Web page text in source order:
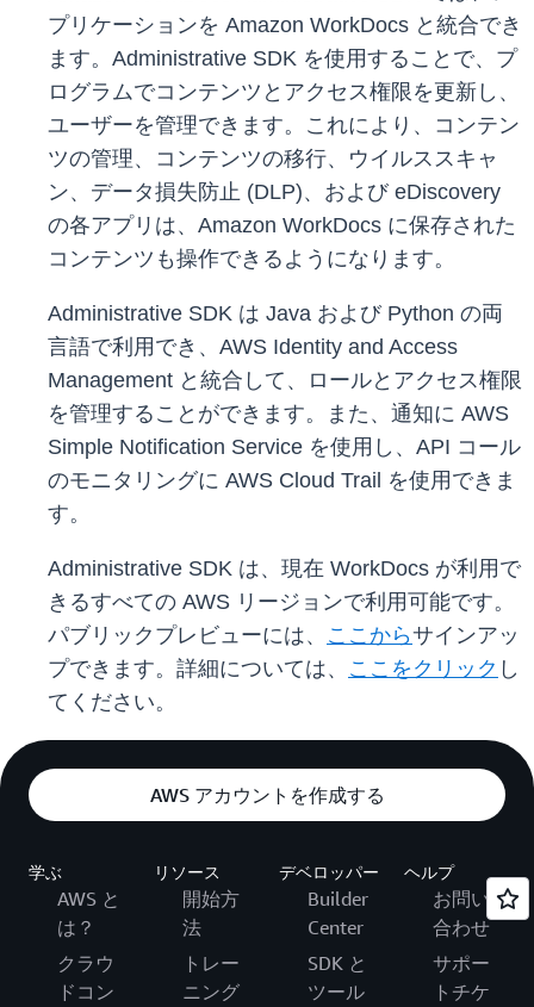
プリケーションを Amazon WorkDocs と統合でき
ます。Administrative SDK を使用することで、プ
ログラムでコンテンツとアクセス権限を更新し、
ユーザーを管理できます。これにより、コンテン
ツの管理、コンテンツの移行、ウイルススキャ
ン、データ損失防止 (DLP)、および eDiscovery
の各アプリは、Amazon WorkDocs に保存された
コンテンツも操作できるようになります。
Administrative SDK は Java および Python の両
言語で利用でき、AWS Identity and Access
Management と統合して、ロールとアクセス権限
を管理することができます。また、通知に AWS
Simple Notification Service を使用し、API コール
のモニタリングに AWS Cloud Trail を使用できま
す。
Administrative SDK は、現在 WorkDocs が利用で
きるすべての AWS リージョンで利用可能です。
パブリックプレビューには、 ここからサインアッ
プできます。詳細については、 ここをクリック し
てください。
AWS アカウントを作成する
学ぶ
AWS と
は？
クラウ
ドコン
リソース
開始方
法
トレー
ニング
デベロッパー
Builder
Center
SDK と
ツール
ヘルプ
お問い
合わせ
サポー
トチケ